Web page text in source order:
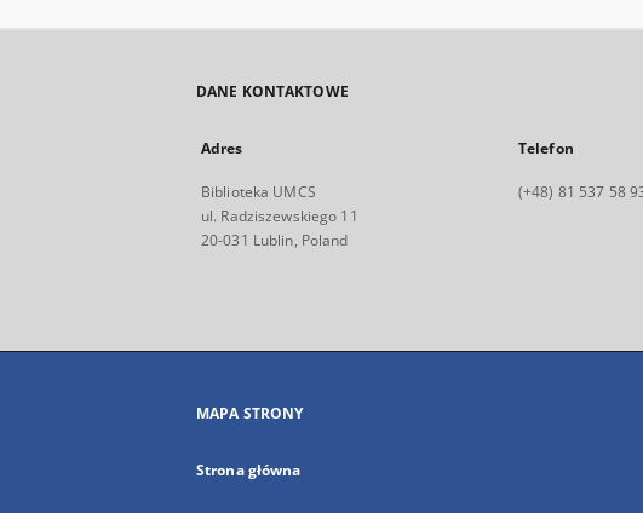
DANE KONTAKTOWE
Adres
Biblioteka UMCS
ul. Radziszewskiego 11
20-031 Lublin, Poland
Telefon
(+48) 81 537 58
MAPA STRONY
Strona główna